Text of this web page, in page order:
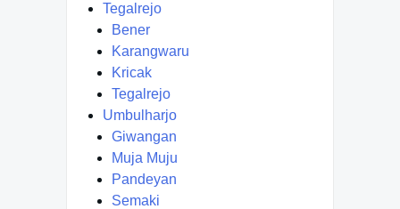
Tegalrejo
Bener
Karangwaru
Kricak
Tegalrejo
Umbulharjo
Giwangan
Muja Muju
Pandeyan
Semaki